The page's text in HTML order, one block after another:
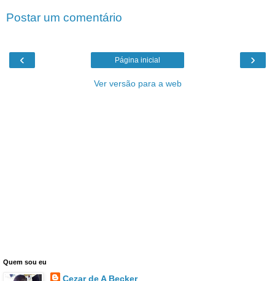
Postar um comentário
‹ ›
Página inicial
Ver versão para a web
Quem sou eu
Cezar de A Becker